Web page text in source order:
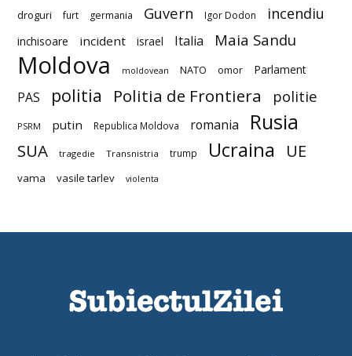
droguri furt germania Guvern Igor Dodon incendiu
inchisoare incident israel Italia Maia Sandu
Moldova moldovean NATO omor Parlament
PAS politia Politia de Frontiera politie
PSRM putin Republica Moldova romania Rusia
SUA tragedie Transnistria trump Ucraina UE
vama vasile tarlev violenta